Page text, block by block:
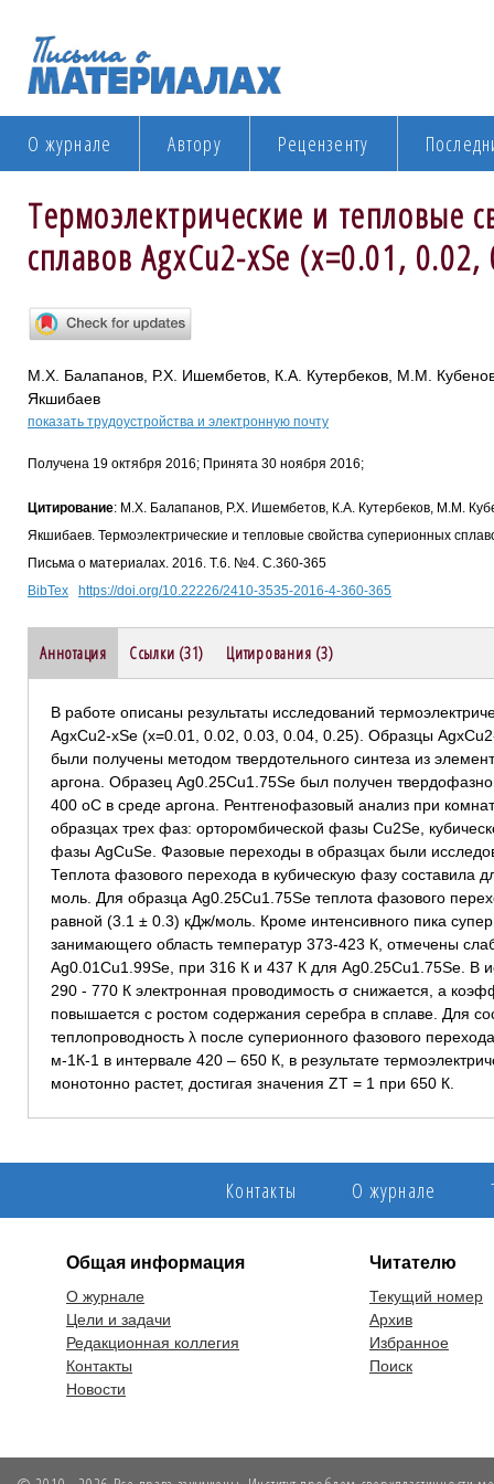
О журнале Автору Рецензенту
Термоэлектрические и тепловые
сплавов AgxCu2-xSe (x=0.01,
М.Х. Балапанов, Р.Х. Ишембетов, К.А. Кутербеков, М.М.
Якшибаев
показать трудоустройства и электронную почту
Получена 19 октября 2016; Принята 30 ноября 2016;
Цитирование: М.Х. Балапанов, Р.Х. Ишембетов, К.А. Кутербеков, М.М.
Якшибаев. Термоэлектрические и тепловые свойства суперионных
Письма о материалах. 2016. Т.6. №4. С.360-365
BibTex
https://doi.org/10.22226/2410-3535-2016-4-360-365
Аннотация Ссылки (31) Цитирования (3)
В работе описаны результаты исследований
AgxCu2-xSe (x=0.01, 0.02, 0.03, 0.04, 0.25). Образцы
были получены методом твердотельного синтеза из
аргона. Образец Ag0.25Cu1.75Se был получен
400 оС в среде аргона. Рентгенофазовый анализ при
образцах трех фаз: орторомбической фазы Cu2Se,
фазы AgCuSe. Фазовые переходы в образцах были
Теплота фазового перехода в кубическую фазу составила
моль. Для образца Ag0.25Cu1.75Se теплота фазового
равной (3.1 ± 0.3) кДж/моль. Кроме интенсивного пика
занимающего область температур 373-423 К, отмечены
Ag0.01Cu1.99Se, при 316 К и 437 К для Ag0.25Cu1.75Se. В
290 - 770 К электронная проводимость σ снижается, а
повышается с ростом содержания серебра в сплаве. Для
теплопроводность λ после суперионного фазового
м-1К-1 в интервале 420 – 650 К, в результате
монотонно растет, достигая значения ZT = 1 при 650 К.
Контакты О журнале
Общая информация
О журнале
Цели и задачи
Редакционная коллегия
Контакты
Новости
Читателю
Текущий номер
Архив
Избранное
Поиск